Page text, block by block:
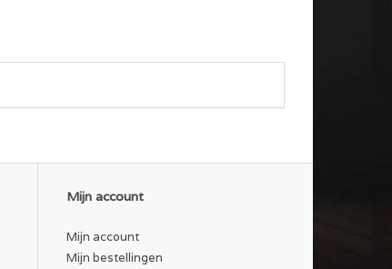
Mijn account
Mijn account
Mijn bestellingen